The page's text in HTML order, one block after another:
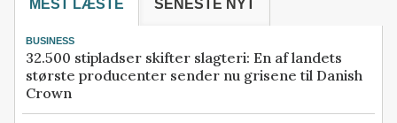
MEST LÆSTE SENESTE NYT
BUSINESS
32.500 stipladser skifter slagteri: En af landets
største producenter sender nu grisene til Danish
Crown